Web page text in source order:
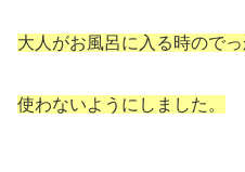
大人がお風呂に入る時のでっ
使わないようにしました。